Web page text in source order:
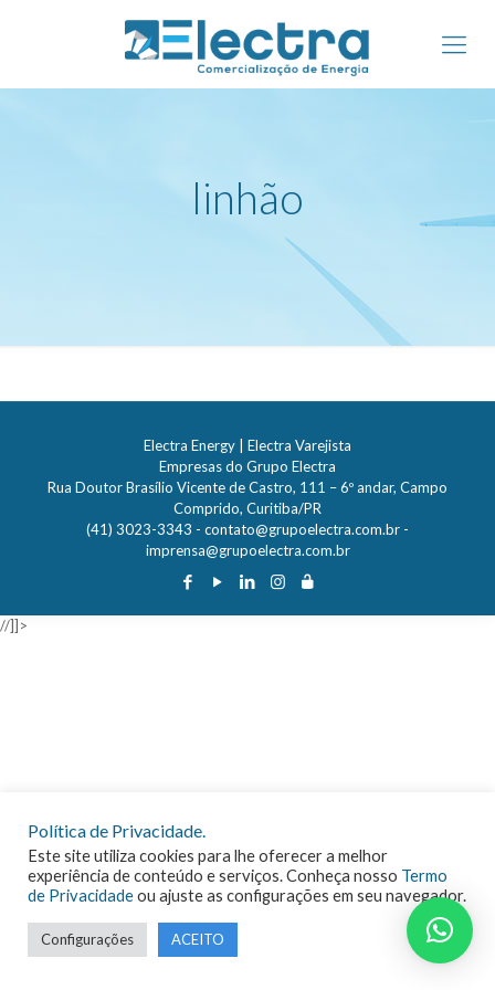
linhão
Electra Energy | Electra Varejista
Empresas do Grupo Electra
Rua Doutor Brasílio Vicente de Castro, 111 – 6º andar, Campo
Comprido, Curitiba/PR
(41) 3023-3343 - contato@grupoelectra.com.br -
imprensa@grupoelectra.com.br
Política de Privacidade.
Este site utiliza cookies para lhe oferecer a melhor
experiência de conteúdo e serviços. Conheça nosso Termo
de Privacidadeou ajuste as configurações em seu navegador.
Configurações ACEITO
//]]>